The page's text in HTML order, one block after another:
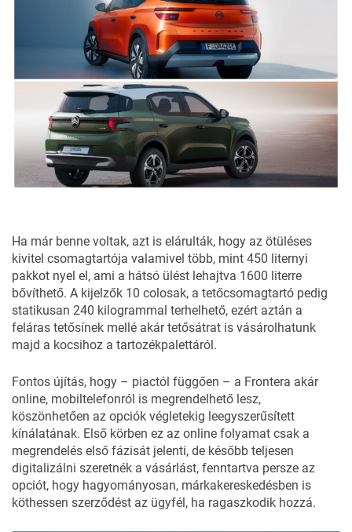
Ha már benne voltak, azt is elárulták, hogy az ötüléses
kivitel csomagtartója valamivel több, mint 450 liternyi
pakkot nyel el, ami a hátsó ülést lehajtva 1600 literre
bővíthető. A kijelzők 10 colosak, a tetőcsomagtartó pedig
statikusan 240 kilogrammal terhelhető, ezért aztán a
feláras tetősínek mellé akár tetősátrat is vásárolhatunk
majd a kocsihoz a tartozékpalettáról.
Fontos újítás, hogy – piactól függően – a Frontera akár
online, mobiltelefonról is megrendelhető lesz,
köszönhetően az opciók végletekig leegyszerűsített
kínálatának. Első körben ez az online folyamat csak a
megrendelés első fázisát jelenti, de később teljesen
digitalizálni szeretnék a vásárlást, fenntartva persze az
opciót, hogy hagyományosan, márkakereskedésben is
köthessen szerződést az ügyfél, ha ragaszkodik hozzá.